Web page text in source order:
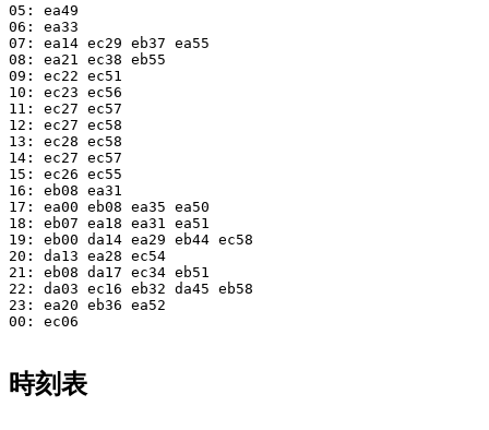
05: ea49
06: ea33
07: ea14 ec29 eb37 ea55
08: ea21 ec38 eb55
09: ec22 ec51
10: ec23 ec56
11: ec27 ec57
12: ec27 ec58
13: ec28 ec58
14: ec27 ec57
15: ec26 ec55
16: eb08 ea31
17: ea00 eb08 ea35 ea50
18: eb07 ea18 ea31 ea51
19: eb00 da14 ea29 eb44 ec58
20: da13 ea28 ec54
21: eb08 da17 ec34 eb51
22: da03 ec16 eb32 da45 eb58
23: ea20 eb36 ea52
00: ec06
時刻表